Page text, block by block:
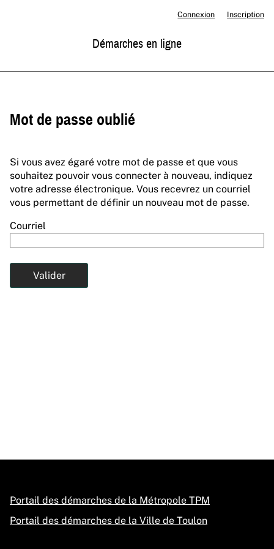
Démarches en ligne
Connexion Inscription
Mot de passe oublié
Si vous avez égaré votre mot de passe et que vous
souhaitez pouvoir vous connecter à nouveau, indiquez
votre adresse électronique. Vous recevrez un courriel
vous permettant de définir un nouveau mot de passe.
Courriel
Valider
Portail des démarches de la Métropole TPM
Portail des démarches de la Ville de Toulon